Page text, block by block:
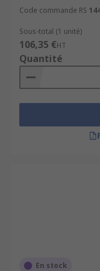
Code commande RS
Sous-total (1 unité)
106,35 €HT
Quantité
En stock